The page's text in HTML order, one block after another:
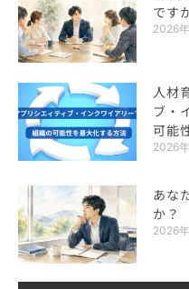
です
2026
人材
ブ・
可能
2026
あな
か？
2026